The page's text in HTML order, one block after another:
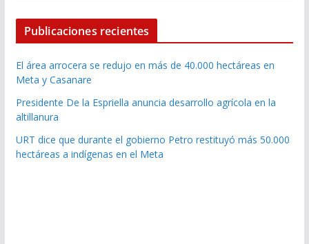
Publicaciones recientes
El área arrocera se redujo en más de 40.000 hectáreas en
Meta y Casanare
Presidente De la Espriella anuncia desarrollo agrícola en la
altillanura
URT dice que durante el gobierno Petro restituyó más 50.000
hectáreas a indígenas en el Meta